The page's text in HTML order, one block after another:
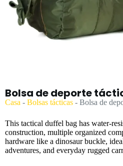
Bolsa de deporte
Casa - Bolsas tácticas - Bolsa de
This tactical duffel bag has water-
construction, multiple organized
hardware like a dinosaur buckle,
adventures, and everyday rugged